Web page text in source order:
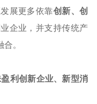
展更多依靠创新、创
企业，并支持传统产
。
利创新企业、新型消